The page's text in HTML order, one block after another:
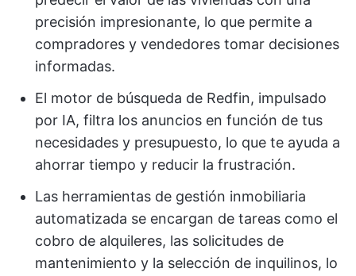
precisión impresionante, lo que permite a
compradores y vendedores tomar decisiones
informadas.
El motor de búsqueda de Redfin, impulsado
por IA, filtra los anuncios en función de tus
necesidades y presupuesto, lo que te ayuda a
ahorrar tiempo y reducir la frustración.
Las herramientas de gestión inmobiliaria
automatizada se encargan de tareas como el
cobro de alquileres, las solicitudes de
mantenimiento y la selección de inquilinos, lo